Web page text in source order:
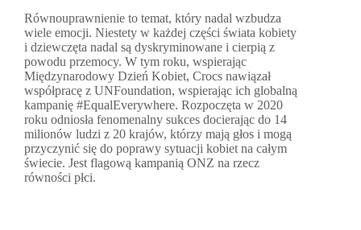
Równouprawnienie to temat, który nadal wzbudza
wiele emocji. Niestety w każdej części świata kobiety
i dziewczęta nadal są dyskryminowane i cierpią z
powodu przemocy. W tym roku, wspierając
Międzynarodowy Dzień Kobiet, Crocs nawiązał
współpracę z UNFoundation, wspierając ich globalną
kampanię #EqualEverywhere. Rozpoczęta w 2020
roku odniosła fenomenalny sukces docierając do 14
milionów ludzi z 20 krajów, którzy mają głos i mogą
przyczynić się do poprawy sytuacji kobiet na całym
świecie. Jest flagową kampanią ONZ na rzecz
równości płci.